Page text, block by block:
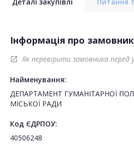
Інформація про
open_in_new Як перевірити замовника перед
Найменування:
ДЕПАРТАМЕНТ ГУМАНІТАРНОЇ
МІСЬКОЇ РАДИ
Код ЄДРПОУ:
40506248